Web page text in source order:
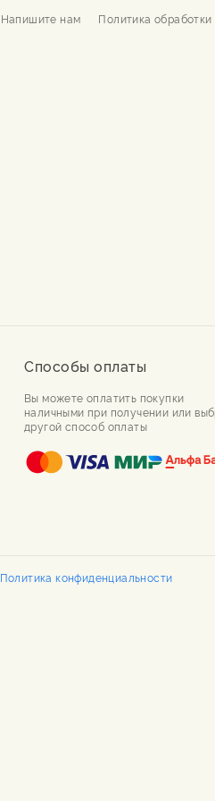
Напишите нам Политика
Способы оплаты
Вы можете оплатить покупки
наличными при получении или
другой способ оплаты
Политика конфиденциальности